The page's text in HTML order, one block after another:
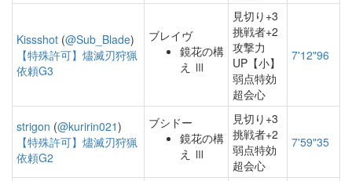
Kissshot (@Sub_Blade)
【特殊許可】燼滅刃狩猟
依頼G3
ブレイヴ
鏡花の構
え Ⅲ
見切り+3
挑戦者+2
攻撃力
UP【小】
弱点特効
超会心
7'12"96
strigon (@kuririn021)
【特殊許可】燼滅刃狩猟
依頼G2
ブシドー
鏡花の構
え Ⅲ
見切り+3
挑戦者+2
弱点特効
超会心
7'59"35